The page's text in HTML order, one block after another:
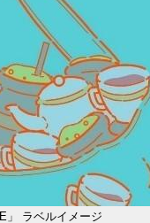
」 ラベルイメージ